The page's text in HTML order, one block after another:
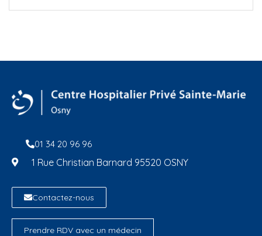
01 34 20 96 96
1 Rue Christian Barnard 95520 OSNY
Contactez-nous
Prendre RDV avec un médecin